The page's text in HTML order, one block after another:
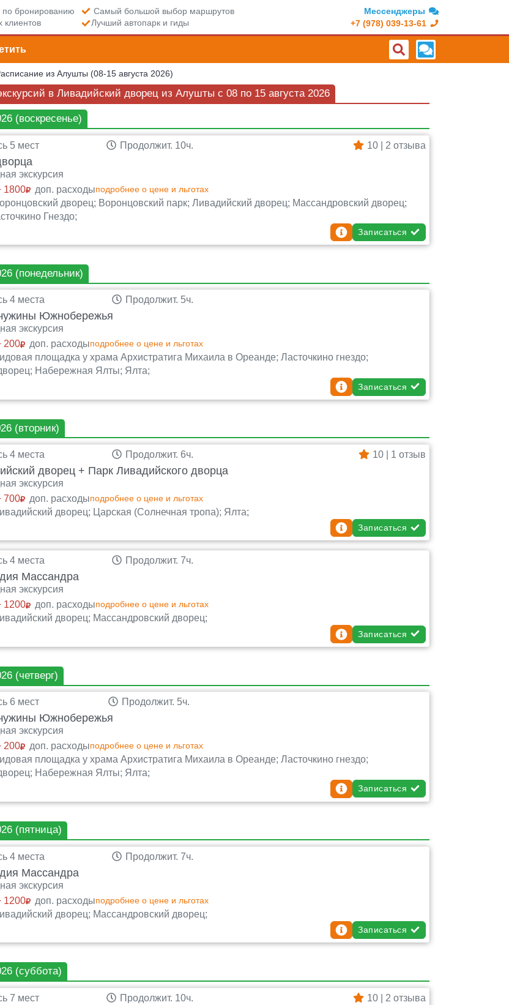
бронированию
Самый большой выбор маршрутов
клиентов
Лучший автопарк и гиды
Мессенджеры
+7 (978) 039-13-61
из Алушты (08-15 августа 2026)
в Ливадийский дворец из Алушты c 08 по 15 августа 2026
(воскресенье)
5 мест 10 | 2 отзыва
экскурсия
1800 доп. расходыподробнее о цене и льготах
дворец; Воронцовский парк; Ливадийский дворец; Массандровский дворец;
Гнездо;
Продолжит. 10ч.
Записаться
(понедельник)
4 места
Южнобережья
экскурсия
200 доп. расходыподробнее о цене и льготах
площадка у храма Архистратига Михаила в Ореанде; Ласточкино гнездо;
Набережная Ялты; Ялта;
Продолжит. 5ч.
Записаться
(вторник)
4 места 10 | 1 отзыв
дворец + Парк Ливадийского дворца
экскурсия
700 доп. расходыподробнее о цене и льготах
дворец; Царская (Солнечная тропа); Ялта;
Продолжит. 6ч.
Записаться
4 места
Массандра
экскурсия
1200 доп. расходыподробнее о цене и льготах
дворец; Массандровский дворец;
Продолжит. 7ч.
Записаться
(четверг)
6 мест
Южнобережья
экскурсия
200 доп. расходыподробнее о цене и льготах
площадка у храма Архистратига Михаила в Ореанде; Ласточкино гнездо;
Набережная Ялты; Ялта;
Продолжит. 5ч.
Записаться
(пятница)
4 места
Массандра
экскурсия
1200 доп. расходыподробнее о цене и льготах
дворец; Массандровский дворец;
Продолжит. 7ч.
Записаться
(суббота)
7 мест 10 | 2 отзыва
Продолжит. 10ч.